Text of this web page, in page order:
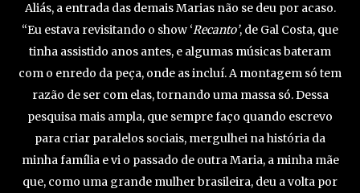
Aliás, a entrada das demais Marias não se deu por acaso.
“Eu estava revisitando o show ‘Recanto’, de Gal Costa, que
tinha assistido anos antes, e algumas músicas bateram
com o enredo da peça, onde as incluí. A montagem só tem
razão de ser com elas, tornando uma massa só. Dessa
pesquisa mais ampla, que sempre faço quando escrevo
para criar paralelos sociais, mergulhei na história da
minha família e vi o passado de outra Maria, a minha mãe
que, como uma grande mulher brasileira, deu a volta por